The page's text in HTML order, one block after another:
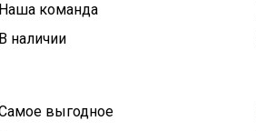
Наша команда
В наличии
выгодное